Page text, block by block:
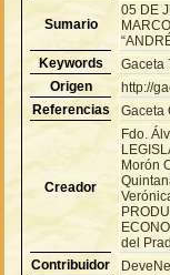
Sumario
05 DE
Keywords
Gaceta
Origen
http://
Referencias
Gaceta
Creador
Fdo.
Morón
del
Contribuidor